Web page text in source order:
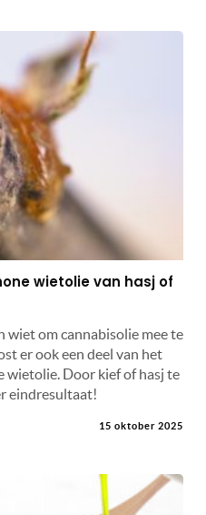
wietolie van hasj of
wiet om cannabisolie mee te
er ook een deel van het
wietolie. Door kief of hasj te
eindresultaat!
15 oktober 2025